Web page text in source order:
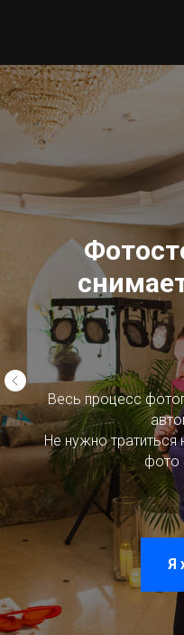
Весь процесс
Не нужно
фото
Я